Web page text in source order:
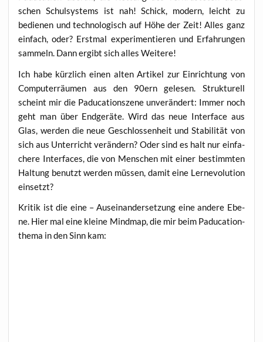
schen Schul­sys­tems ist nah! Schick, modern, leicht zu
bedie­nen und tech­no­lo­gisch auf Höhe der Zeit! Alles ganz
ein­fach, oder? Erst­mal expe­ri­men­tie­ren und Erfah­run­gen
sam­meln. Dann ergibt sich alles Weitere!
Ich habe kürz­lich einen alten Arti­kel zur Ein­rich­tung von
Com­pu­ter­räu­men aus den 90ern gele­sen. Struk­tu­rell
scheint mir die Padu­ca­ti­onsze­ne unver­än­dert: Immer noch
geht man über End­ge­rä­te. Wird das neue Inter­face aus
Glas, wer­den die neue Geschlos­sen­heit und Sta­bi­li­tät von
sich aus Unter­richt ver­än­dern? Oder sind es halt nur ein­fa­
che­re Inter­faces, die von Men­schen mit einer bestimm­ten
Hal­tung benutzt wer­den müs­sen, damit eine Ler­nevo­lu­ti­on
einsetzt?
Kri­tik ist die eine – Aus­ein­an­der­set­zung eine ande­re Ebe­
ne. Hier mal eine klei­ne Mind­map, die mir beim Padu­ca­ti­on­
the­ma in den Sinn kam: